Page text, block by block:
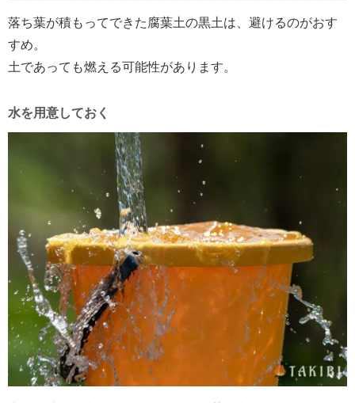
落ち葉が積もってできた腐葉土の黒土は、避けるのがおす
すめ。
土であっても燃える可能性があります。
水を用意しておく